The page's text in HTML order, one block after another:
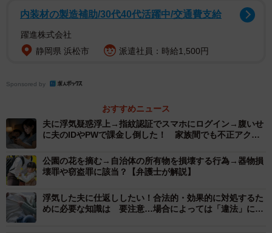
らず」という法諺（ほうげん）の由来でもある。ちなみに
器物損壊罪には親族相盗は適用されない。
内装材の製造補助/30代40代活躍中/交通費支給
躍進株式会社
静岡県 浜松市
派遣社員：時給1,500円
Sponsored by
おすすめニュース
夫に浮気疑惑浮上→指紋認証でスマホにログイン→腹いせ
に夫のIDやPWで課金し倒した！ 家族間でも不正アクセ
公園の花を摘む→自治体の所有物を損壊する行為→器物損
壊罪や窃盗罪に該当？【弁護士が解説】
浮気した夫に仕返ししたい！合法的・効果的に対処するた
めに必要な知識は 要注意…場合によっては「違法」にな